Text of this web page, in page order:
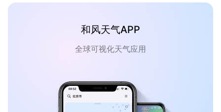
和风天气APP
全球可视化天气应用